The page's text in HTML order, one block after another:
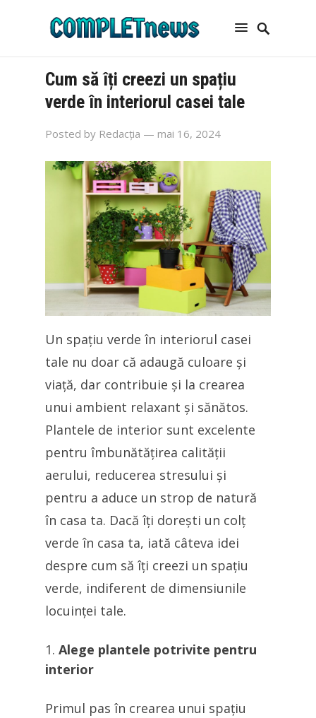
Cum să îți creezi un spațiu
verde în interiorul casei tale
Posted by Redacția — mai 16, 2024
Un spațiu verde în interiorul casei
tale nu doar că adaugă culoare și
viață, dar contribuie și la crearea
unui ambient relaxant și sănătos.
Plantele de interior sunt excelente
pentru îmbunătățirea calității
aerului, reducerea stresului și
pentru a aduce un strop de natură
în casa ta. Dacă îți dorești un colț
verde în casa ta, iată câteva idei
despre cum să îți creezi un spațiu
verde, indiferent de dimensiunile
locuinței tale.
Alege plantele potrivite pentru
interior
Primul pas în crearea unui spațiu